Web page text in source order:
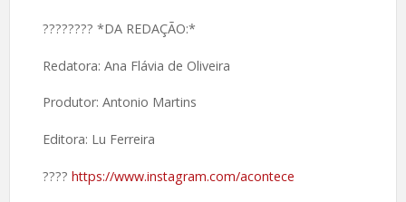
????️???? *DA REDAÇÃO:*
Redatora: Ana Flávia de Oliveira
Produtor: Antonio Martins
Editora: Lu Ferreira
????️ https://www.instagram.com/acontece